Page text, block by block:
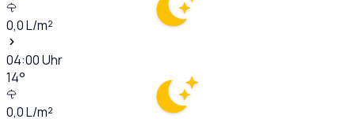
0,0L/m²
04:00Uhr
14°
0,0L/m²